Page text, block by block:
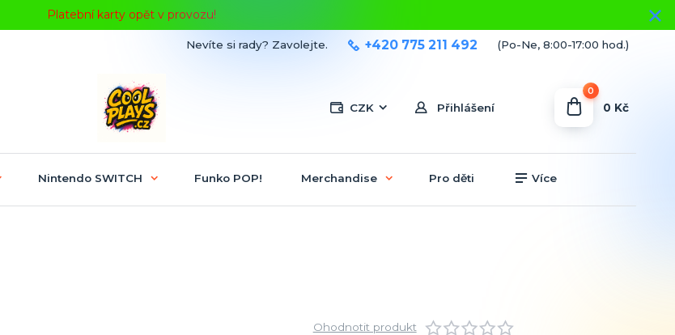
Platební karty opět v provozu!
CZK Přihlášení
Nevíte si rady? Zavolejte. +420 775 211 492 (Po-Ne, 8:00-17:00 hod.)
0
0 Kč
Nintendo SWITCH Funko POP! Merchandise Pro děti Více
Ohodnotit produkt